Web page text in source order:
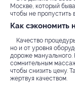
Москве, который
чтобы не пропустить
Как сэкономить
Качество
но и от уровня
дороже мануального.
сомнительным
чтобы снизить цену.
жертвуя качеством.